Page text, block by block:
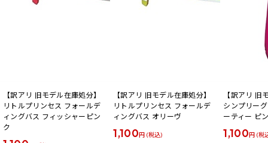
【訳アリ 旧モデル在庫処分】
リトルプリンセス フォールデ
ィングバス フィッシャーピン
ク
【訳アリ 旧モデル在庫処分】
リトルプリンセス フォールデ
ィングバス オリーヴ
1,100円 (税込)
【訳アリ 旧
シンプリー
ーティー ピ
1,100円 (税